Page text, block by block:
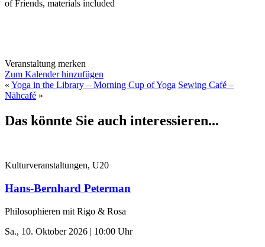
of Friends, materials included
Veranstaltung merken
Zum Kalender hinzufügen
« Yoga in the Library – Morning Cup of Yoga Sewing Café –
Nähcafé »
Das könnte Sie auch interessieren...
Kulturveranstaltungen, U20
Hans-Bernhard Peterman
Philosophieren mit Rigo & Rosa
Sa., 10. Oktober 2026 | 10:00 Uhr